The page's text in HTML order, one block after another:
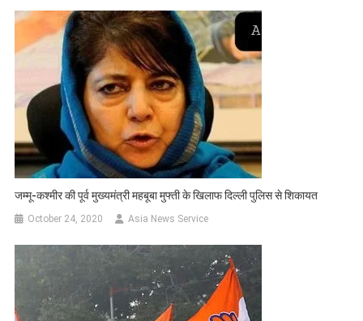
जम्मू-कश्मीर की पूर्व मुख्यमंत्री महबूबा मुफ्ती के खिलाफ दिल्ली पुलिस से शिकायत
October 24, 2020 Asia News Service